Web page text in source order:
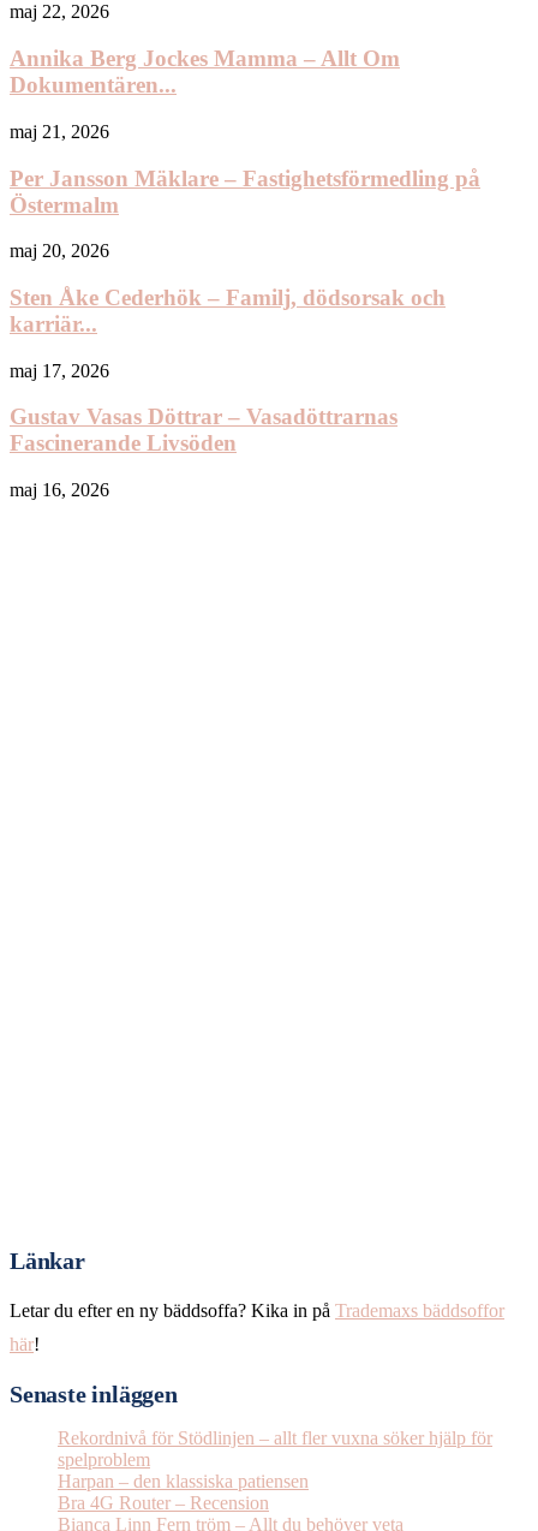
maj 22, 2026
Annika Berg Jockes Mamma – Allt Om
Dokumentären...
maj 21, 2026
Per Jansson Mäklare – Fastighetsförmedling på
Östermalm
maj 20, 2026
Sten Åke Cederhök – Familj, dödsorsak och
karriär...
maj 17, 2026
Gustav Vasas Döttrar – Vasadöttrarnas
Fascinerande Livsöden
maj 16, 2026
Länkar
Letar du efter en ny bäddsoffa? Kika in på Trademaxs bäddsoffor
här!
Senaste inläggen
Rekordnivå för Stödlinjen – allt fler vuxna söker hjälp för
spelproblem
Harpan – den klassiska patiensen
Bra 4G Router – Recension
Bianca Linn Fern tröm – Allt du behöver veta